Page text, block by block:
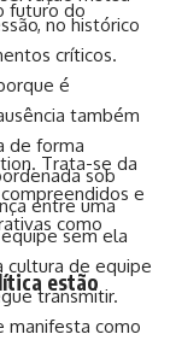
futuro do
Trata-se da
e
como
estão
no histórico
críticos.
é
também
de forma
sob
entre uma
sem ela
cultura de equipe
transmitir.
manifesta como